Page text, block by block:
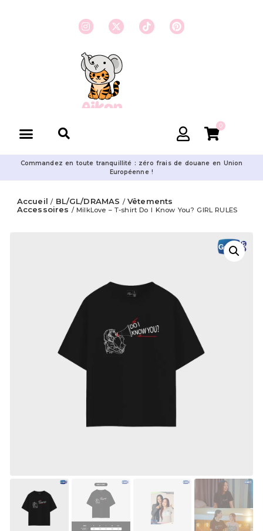
0
Commandez en toute tranquillité : zéro frais de douane en Union
Européenne !
Accueil / BL/GL/DRAMAS /Vêtements
Accessoires / MilkLove – T-shirt Do I Know You? GIRL RULES